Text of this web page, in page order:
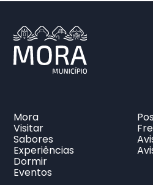
Mora
Visitar
Sabores
Experiências
Dormir
Eventos